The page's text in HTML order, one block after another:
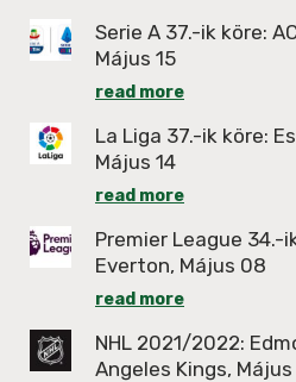
Serie A 37.-ik köre:
Május 15
read more
La Liga 37.-ik köre:
Május 14
read more
Premier League 34.-
Everton, Május 08
read more
NHL 2021/2022:
Angeles Kings,